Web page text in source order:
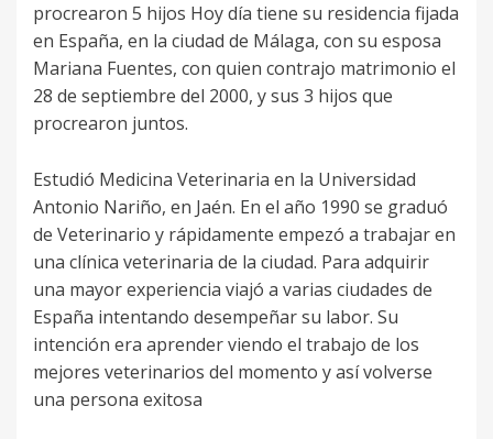
procrearon 5 hijos Hoy día tiene su residencia fijada
en España, en la ciudad de Málaga, con su esposa
Mariana Fuentes, con quien contrajo matrimonio el
28 de septiembre del 2000, y sus 3 hijos que
procrearon juntos.
Estudió Medicina Veterinaria en la Universidad
Antonio Nariño, en Jaén. En el año 1990 se graduó
de Veterinario y rápidamente empezó a trabajar en
una clínica veterinaria de la ciudad. Para adquirir
una mayor experiencia viajó a varias ciudades de
España intentando desempeñar su labor. Su
intención era aprender viendo el trabajo de los
mejores veterinarios del momento y así volverse
una persona exitosa